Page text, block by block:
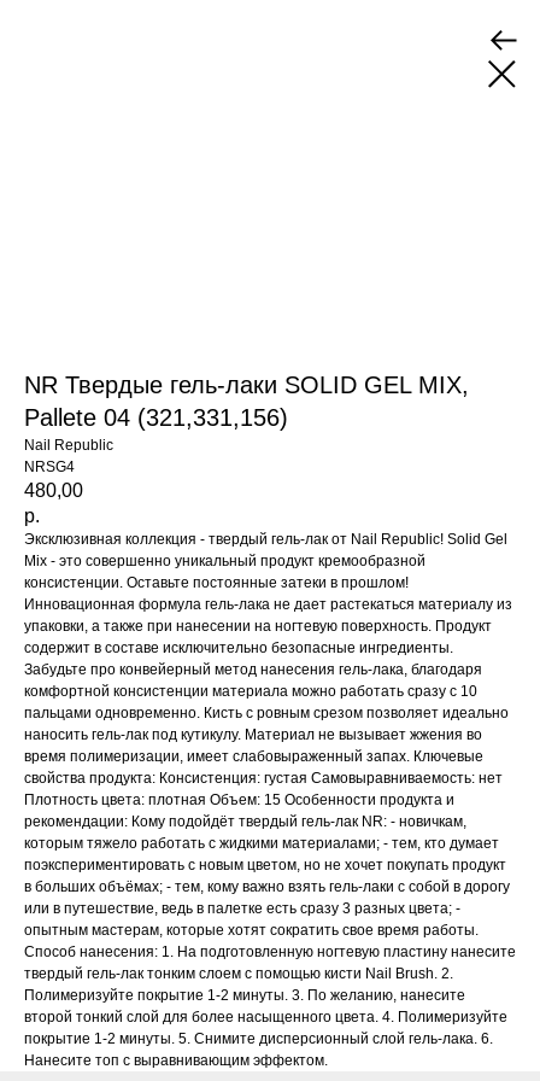
NR Твердые гель-лаки SOLID GEL MIX,
Pallete 04 (321,331,156)
Nail Republic
NRSG4
480,00
р.
Эксклюзивная коллекция - твердый гель-лак от Nail Republic! Solid Gel
Mix - это совершенно уникальный продукт кремообразной
консистенции. Оставьте постоянные затеки в прошлом!
Инновационная формула гель-лака не дает растекаться материалу из
упаковки, а также при нанесении на ногтевую поверхность. Продукт
содержит в составе исключительно безопасные ингредиенты.
Забудьте про конвейерный метод нанесения гель-лака, благодаря
комфортной консистенции материала можно работать сразу с 10
пальцами одновременно. Кисть с ровным срезом позволяет идеально
наносить гель-лак под кутикулу. Материал не вызывает жжения во
время полимеризации, имеет слабовыраженный запах. Ключевые
свойства продукта: Консистенция: густая Самовыравниваемость: нет
Плотность цвета: плотная Объем: 15 Особенности продукта и
рекомендации: Кому подойдёт твердый гель-лак NR: - новичкам,
которым тяжело работать с жидкими материалами; - тем, кто думает
поэкспериментировать с новым цветом, но не хочет покупать продукт
в больших объёмах; - тем, кому важно взять гель-лаки с собой в дорогу
или в путешествие, ведь в палетке есть сразу 3 разных цвета; -
опытным мастерам, которые хотят сократить свое время работы.
Способ нанесения: 1. На подготовленную ногтевую пластину нанесите
твердый гель-лак тонким слоем с помощью кисти Nail Brush. 2.
Полимеризуйте покрытие 1-2 минуты. 3. По желанию, нанесите
второй тонкий слой для более насыщенного цвета. 4. Полимеризуйте
покрытие 1-2 минуты. 5. Снимите дисперсионный слой гель-лака. 6.
Нанесите топ с выравнивающим эффектом.